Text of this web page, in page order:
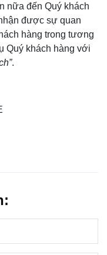
nữa đến Quý khách
được sự quan
hàng trong tương
Quý khách hàng với
.